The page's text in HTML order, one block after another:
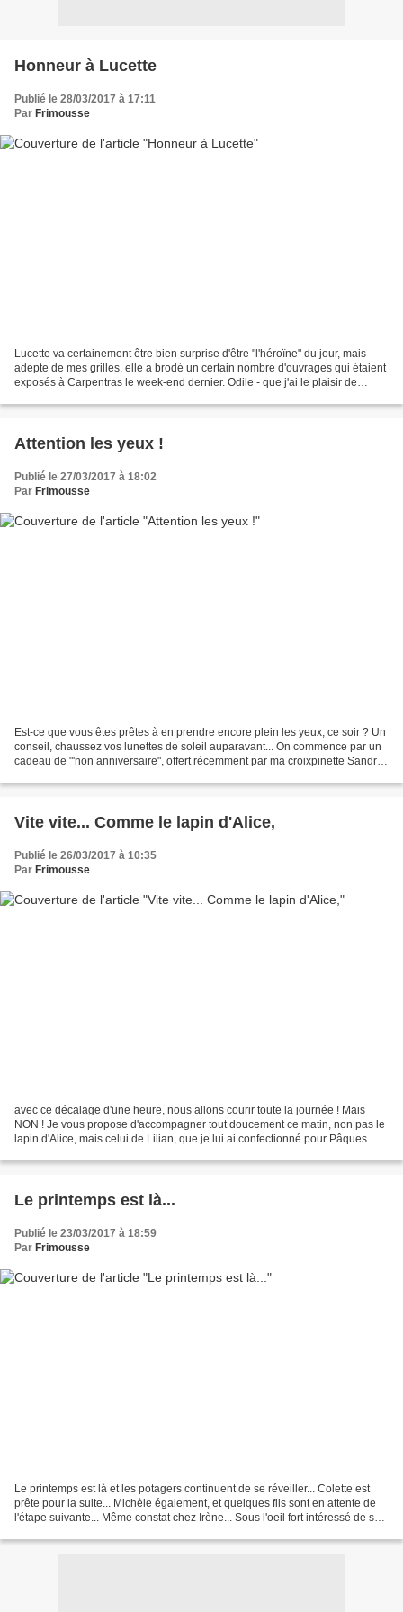
Honneur à Lucette
Publié le 28/03/2017 à 17:11
Par Frimousse
Lucette va certainement être bien surprise d'être "l'héroïne" du jour, mais
adepte de mes grilles, elle a brodé un certain nombre d'ouvrages qui étaient
exposés à Carpentras le week-end dernier. Odile - que j'ai le plaisir de
Attention les yeux !
Publié le 27/03/2017 à 18:02
Par Frimousse
Est-ce que vous êtes prêtes à en prendre encore plein les yeux, ce soir ? Un
conseil, chaussez vos lunettes de soleil auparavant... On commence par un
cadeau de "'non anniversaire", offert récemment par ma croixpinette Sandra :
Vite vite... Comme le lapin d'Alice,
Publié le 26/03/2017 à 10:35
Par Frimousse
avec ce décalage d'une heure, nous allons courir toute la journée ! Mais
NON ! Je vous propose d'accompagner tout doucement ce matin, non pas le
lapin d'Alice, mais celui de Lilian, que je lui ai confectionné pour Pâques...
Le printemps est là...
Publié le 23/03/2017 à 18:59
Par Frimousse
Le printemps est là et les potagers continuent de se réveiller... Colette est
prête pour la suite... Michèle également, et quelques fils sont en attente de
l'étape suivante... Même constat chez Irène... Sous l'oeil fort intéressé de ses